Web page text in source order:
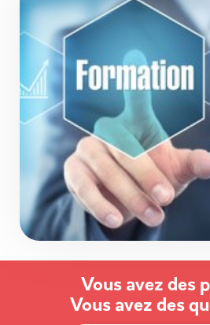
Vous avez des
Vous avez des